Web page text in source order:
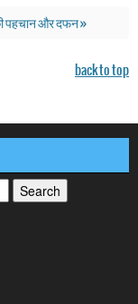
पहचान और दफन »
back to top